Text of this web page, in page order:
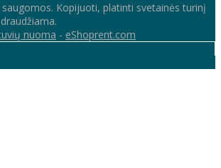
Kopijuoti, platinti svetainės turinį
nuoma - eShoprent.com